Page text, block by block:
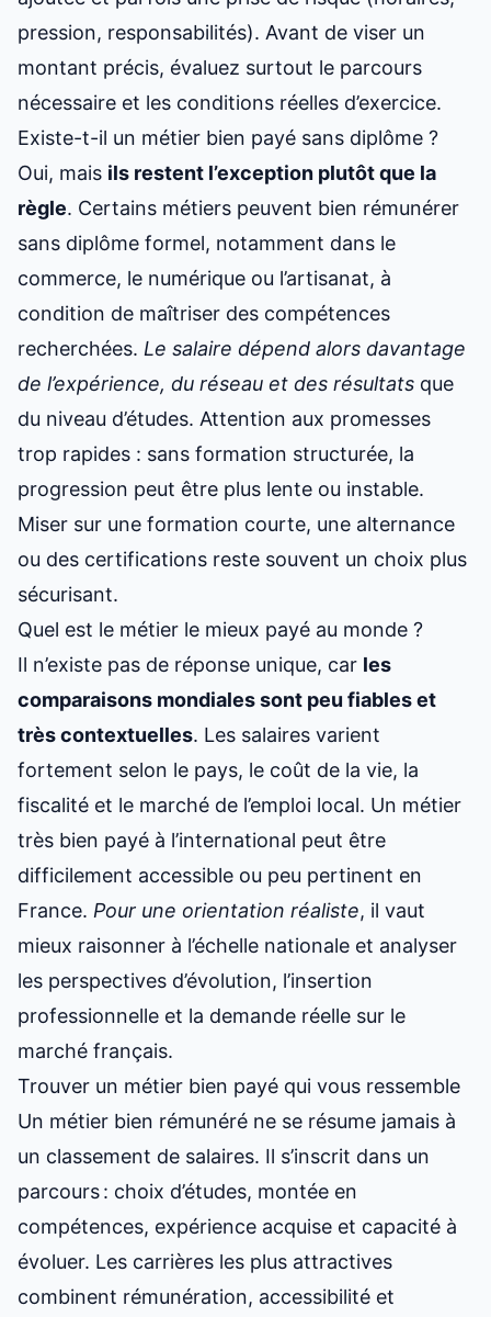
pression, responsabilités). Avant de viser un
montant précis, évaluez surtout le parcours
nécessaire et les conditions réelles d’exercice.
Existe-t-il un métier bien payé sans diplôme ?
Oui, mais ils restent l’exception plutôt que la
règle. Certains métiers peuvent bien rémunérer
sans diplôme formel, notamment dans le
commerce, le numérique ou l’artisanat, à
condition de maîtriser des compétences
recherchées. Le salaire dépend alors davantage
de l’expérience, du réseau et des résultats que
du niveau d’études. Attention aux promesses
trop rapides : sans formation structurée, la
progression peut être plus lente ou instable.
Miser sur une formation courte, une alternance
ou des certifications reste souvent un choix plus
sécurisant.
Quel est le métier le mieux payé au monde ?
Il n’existe pas de réponse unique, car les
comparaisons mondiales sont peu fiables et
très contextuelles. Les salaires varient
fortement selon le pays, le coût de la vie, la
fiscalité et le marché de l’emploi local. Un métier
très bien payé à l’international peut être
difficilement accessible ou peu pertinent en
France. Pour une orientation réaliste, il vaut
mieux raisonner à l’échelle nationale et analyser
les perspectives d’évolution, l’insertion
professionnelle et la demande réelle sur le
marché français.
Trouver un métier bien payé qui vous ressemble
Un métier bien rémunéré ne se résume jamais à
un classement de salaires. Il s’inscrit dans un
parcours : choix d’études, montée en
compétences, expérience acquise et capacité à
évoluer. Les carrières les plus attractives
combinent rémunération, accessibilité et